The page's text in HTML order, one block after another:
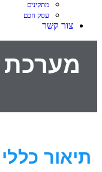
מתקינים
עסק חכם
צור קשר
תיאור כללי